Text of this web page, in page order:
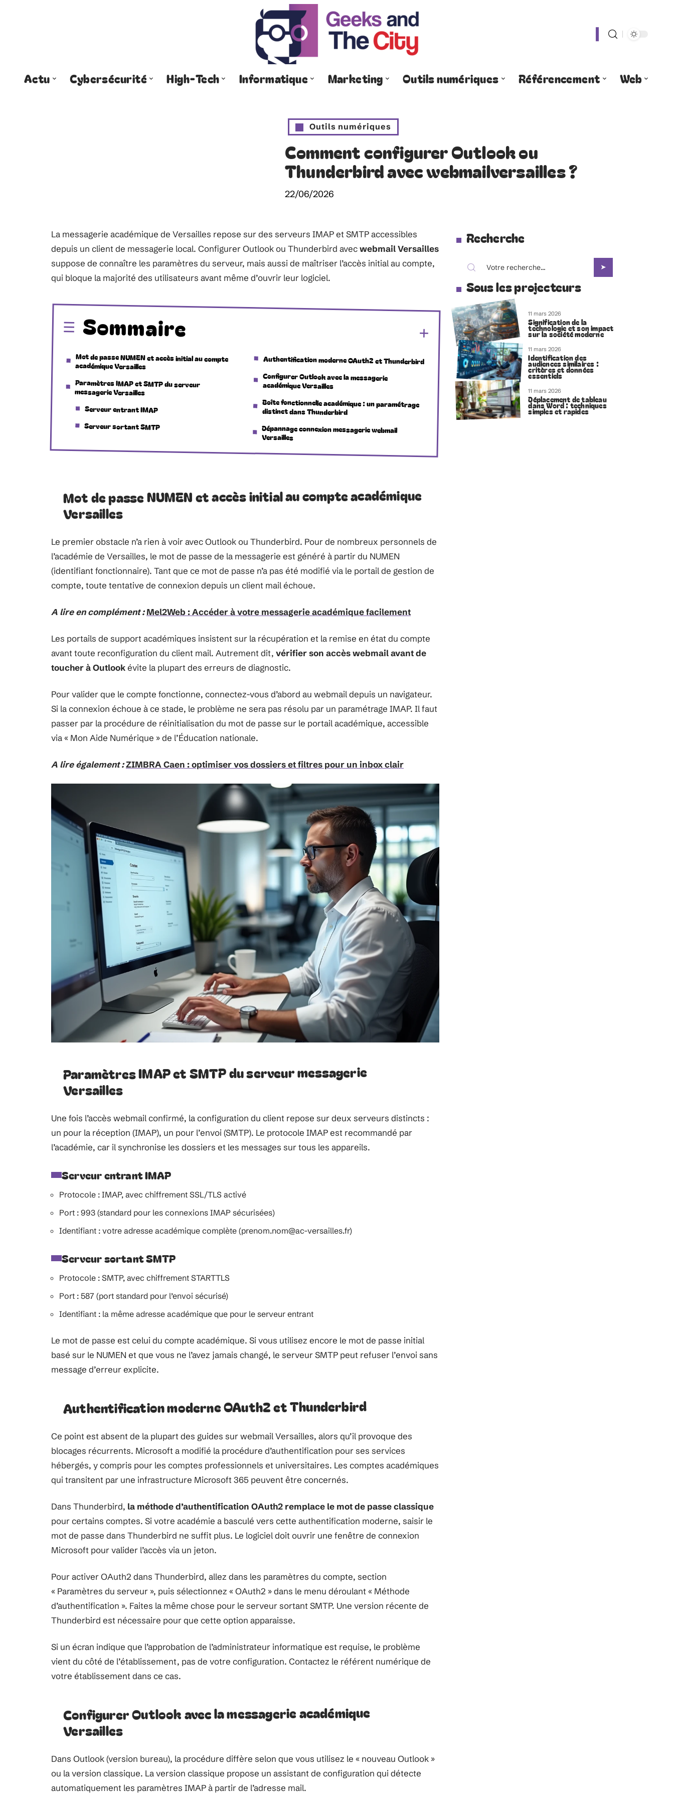
Actu Cybersécurité High-Tech Informatique Marketing Outils numériques Référencement Web
Outils numériques
Comment configurer Outlook ou
Thunderbird avec webmailversailles ?
22/06/2026
La messagerie académique de Versailles repose sur des serveurs IMAP et SMTP accessibles
depuis un client de messagerie local. Configurer Outlook ou Thunderbird avecwebmail Versailles
suppose de connaître les paramètres du serveur, mais aussi de maîtriser l’accès initial au compte,
qui bloque la majorité des utilisateurs avant même d’ouvrir leur logiciel.
Sommaire
Mot de passe NUMEN et accès initial au compte
académique Versailles
Paramètres IMAP et SMTP du serveur
messagerie Versailles
Serveur entrant IMAP
Serveur sortant SMTP
Authentification moderne OAuth2 et Thunderbird
Configurer Outlook avec la messagerie
académique Versailles
Boîte fonctionnelle académique : un paramétrage
distinct dans Thunderbird
Dépannage connexion messagerie webmail
Versailles
Mot de passe NUMEN et accès initial au compte académique
Versailles
Le premier obstacle n’a rien à voir avec Outlook ou Thunderbird. Pour de nombreux personnels de
l’académie de Versailles, le mot de passe de la messagerie est généré à partir du NUMEN
(identifiant fonctionnaire). Tant que ce mot de passe n’a pas été modifié via le portail de gestion de
compte, toute tentative de connexion depuis un client mail échoue.
A lire en complément : Mel2Web : Accéder à votre messagerie académique facilement
Les portails de support académiques insistent sur la récupération et la remise en état du compte
avant toute reconfiguration du client mail. Autrement dit, vérifier son accès webmail avant de
toucher à Outlookévite la plupart des erreurs de diagnostic.
Pour valider que le compte fonctionne, connectez-vous d’abord au webmail depuis un navigateur.
Si la connexion échoue à ce stade, le problème ne sera pas résolu par un paramétrage IMAP. Il faut
passer par la procédure de réinitialisation du mot de passe sur le portail académique, accessible
via « Mon Aide Numérique » de l’Éducation nationale.
A lire également :ZIMBRA Caen : optimiser vos dossiers et filtres pour un inbox clair
Paramètres IMAP et SMTP du serveur messagerie
Versailles
Une fois l’accès webmail confirmé, la configuration du client repose sur deux serveurs distincts :
un pour la réception (IMAP), un pour l’envoi (SMTP). Le protocole IMAP est recommandé par
l’académie, car il synchronise les dossiers et les messages sur tous les appareils.
Serveur entrant IMAP
Protocole : IMAP, avec chiffrement SSL/TLS activé
Port : 993 (standard pour les connexions IMAP sécurisées)
Identifiant : votre adresse académique complète (prenom.nom@ac-versailles.fr)
Serveur sortant SMTP
Protocole : SMTP, avec chiffrement STARTTLS
Port : 587 (port standard pour l’envoi sécurisé)
Identifiant : la même adresse académique que pour le serveur entrant
Le mot de passe est celui du compte académique. Si vous utilisez encore le mot de passe initial
basé sur le NUMEN et que vous ne l’avez jamais changé, le serveur SMTP peut refuser l’envoi sans
message d’erreur explicite.
Authentification moderne OAuth2 et Thunderbird
Ce point est absent de la plupart des guides sur webmail Versailles, alors qu’il provoque des
blocages récurrents. Microsoft a modifié la procédure d’authentification pour ses services
hébergés, y compris pour les comptes professionnels et universitaires. Les comptes académiques
qui transitent par une infrastructure Microsoft 365 peuvent être concernés.
Dans Thunderbird, la méthode d’authentification OAuth2 remplace le mot de passe classique
pour certains comptes. Si votre académie a basculé vers cette authentification moderne, saisir le
mot de passe dans Thunderbird ne suffit plus. Le logiciel doit ouvrir une fenêtre de connexion
Microsoft pour valider l’accès via un jeton.
Pour activer OAuth2 dans Thunderbird, allez dans les paramètres du compte, section
« Paramètres du serveur », puis sélectionnez « OAuth2 » dans le menu déroulant « Méthode
d’authentification ». Faites la même chose pour le serveur sortant SMTP. Une version récente de
Thunderbird est nécessaire pour que cette option apparaisse.
Si un écran indique que l’approbation de l’administrateur informatique est requise, le problème
vient du côté de l’établissement, pas de votre configuration. Contactez le référent numérique de
votre établissement dans ce cas.
Configurer Outlook avec la messagerie académique
Versailles
Dans Outlook (version bureau), la procédure diffère selon que vous utilisez le « nouveau Outlook »
ou la version classique. La version classique propose un assistant de configuration qui détecte
automatiquement les paramètres IMAP à partir de l’adresse mail.
Recherche
Sous les projecteurs
11 mars 2026
Signification de la
technologie et son impact
sur la société moderne
11 mars 2026
Identification des
audiences similaires :
critères et données
essentiels
11 mars 2026
Déplacement de tableau
dans Word : techniques
simples et rapides